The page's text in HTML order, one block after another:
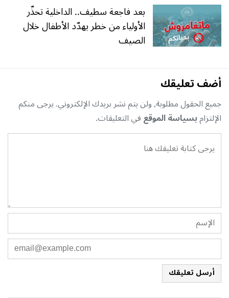
بعد فاجعة سطيف.. الداخلية تحذّر
الأولياء من خطر يهدّد الأطفال خلال
الصيف
أضف تعليقك
جميع الحقول مطلوبة, ولن يتم نشر بريدك الإلكتروني. يرجى منكم
الإلتزامبسياسة الموقعفي التعليقات.
أرسل تعليقك